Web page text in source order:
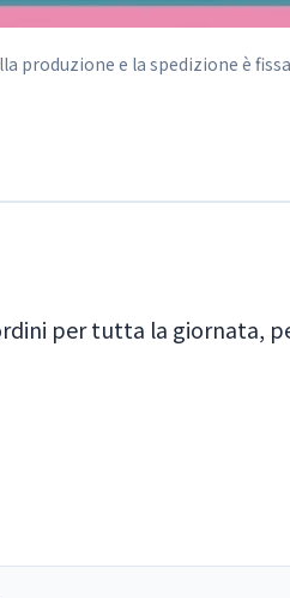
produzione e la spedizione è
per tutta la giornata,